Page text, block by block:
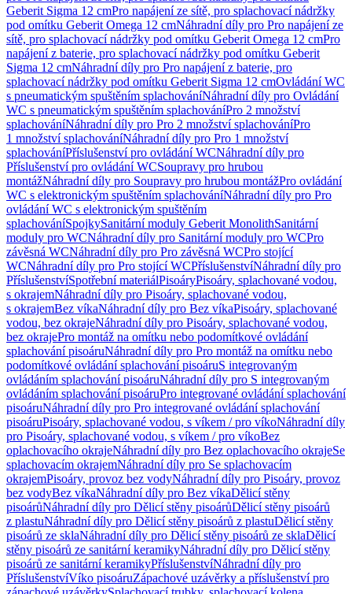
Geberit Sigma 12 cmPro napájení ze sítě, pro splachovací nádržky
pod omítku Geberit Omega 12 cmNáhradní díly pro Pro napájení ze
sítě, pro splachovací nádržky pod omítku Geberit Omega 12 cmPro
napájení z baterie, pro splachovací nádržky pod omítku Geberit
Sigma 12 cmNáhradní díly pro Pro napájení z baterie, pro
splachovací nádržky pod omítku Geberit Sigma 12 cmOvládání WC
s pneumatickým spuštěním splachováníNáhradní díly pro Ovládání
WC s pneumatickým spuštěním splachováníPro 2 množství
splachováníNáhradní díly pro Pro 2 množství splachováníPro
1 množství splachováníNáhradní díly pro Pro 1 množství
splachováníPříslušenství pro ovládání WCNáhradní díly pro
Příslušenství pro ovládání WCSoupravy pro hrubou
montážNáhradní díly pro Soupravy pro hrubou montážPro ovládání
WC s elektronickým spuštěním splachováníNáhradní díly pro Pro
ovládání WC s elektronickým spuštěním
splachováníSpojkySanitární moduly Geberit MonolithSanitární
moduly pro WCNáhradní díly pro Sanitární moduly pro WCPro
závěsná WCNáhradní díly pro Pro závěsná WCPro stojící
WCNáhradní díly pro Pro stojící WCPříslušenstvíNáhradní díly pro
PříslušenstvíSpotřební materiálPisoáryPisoáry, splachované vodou,
s okrajemNáhradní díly pro Pisoáry, splachované vodou,
s okrajemBez víkaNáhradní díly pro Bez víkaPisoáry, splachované
vodou, bez okrajeNáhradní díly pro Pisoáry, splachované vodou,
bez okrajePro montáž na omítku nebo podomítkové ovládání
splachování pisoáruNáhradní díly pro Pro montáž na omítku nebo
podomítkové ovládání splachování pisoáruS integrovaným
ovládáním splachování pisoáruNáhradní díly pro S integrovaným
ovládáním splachování pisoáruPro integrované ovládání splachování
pisoáruNáhradní díly pro Pro integrované ovládání splachování
pisoáruPisoáry, splachované vodou, s víkem / pro víkoNáhradní díly
pro Pisoáry, splachované vodou, s víkem / pro víkoBez
oplachovacího okrajeNáhradní díly pro Bez oplachovacího okrajeSe
splachovacím okrajemNáhradní díly pro Se splachovacím
okrajemPisoáry, provoz bez vodyNáhradní díly pro Pisoáry, provoz
bez vodyBez víkaNáhradní díly pro Bez víkaDělicí stěny
pisoárůNáhradní díly pro Dělicí stěny pisoárůDělicí stěny pisoárů
z plastuNáhradní díly pro Dělicí stěny pisoárů z plastuDělicí stěny
pisoárů ze sklaNáhradní díly pro Dělicí stěny pisoárů ze sklaDělicí
stěny pisoárů ze sanitární keramikyNáhradní díly pro Dělicí stěny
pisoárů ze sanitární keramikyPříslušenstvíNáhradní díly pro
PříslušenstvíVíko pisoáruZápachové uzávěrky a příslušenství pro